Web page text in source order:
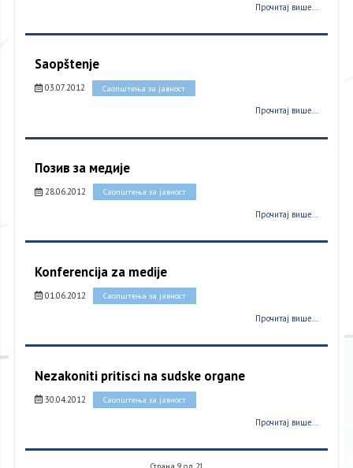
Прочитај више...
Saopštenje
03.07.2012 Саопштења за јавност
Прочитај више...
Позив за медије
28.06.2012 Саопштења за јавност
Прочитај више...
Konferencija za medije
01.06.2012 Саопштења за јавност
Прочитај више...
Nezakoniti pritisci na sudske organe
30.04.2012 Саопштења за јавност
Прочитај више...
Страна 9 од 21